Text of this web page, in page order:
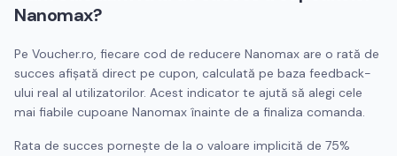
Nanomax?
Pe Voucher.ro, fiecare cod de reducere Nanomax are o rată de
succes afișată direct pe cupon, calculată pe baza feedback-
ului real al utilizatorilor. Acest indicator te ajută să alegi cele
mai fiabile cupoane Nanomax înainte de a finaliza comanda.
Rata de succes pornește de la o valoare implicită de 75%